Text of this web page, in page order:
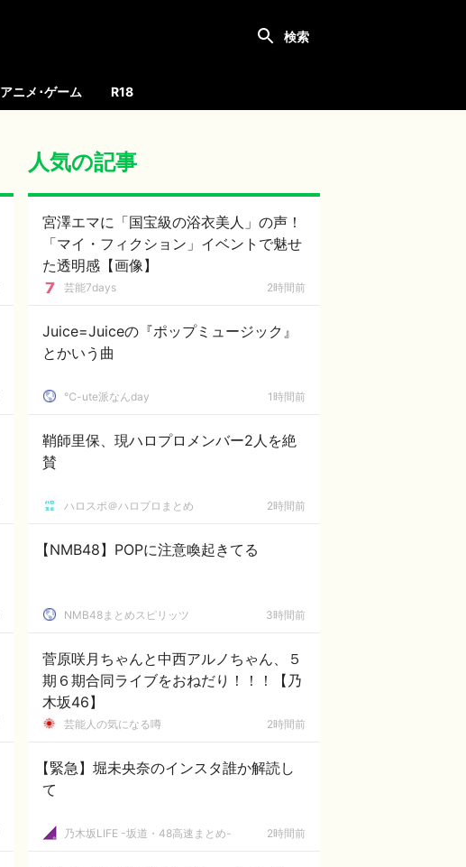
アニメ･ゲーム R18
人気の記事
宮澤エマに「国宝級の浴衣美人」の声！
「マイ・フィクション」イベントで魅せ
た透明感【画像】
芸能7days 2時間前
Juice=Juiceの『ポップミュージック』
とかいう曲
℃-ute派なんday 1時間前
鞘師里保、現ハロプロメンバー2人を絶
賛
ハロスポ＠ハロプロまとめ 2時間前
【NMB48】POPに注意喚起きてる
NMB48まとめスピリッツ 3時間前
菅原咲月ちゃんと中西アルノちゃん、５
期６期合同ライブをおねだり！！！【乃
木坂46】
芸能人の気になる噂 2時間前
【緊急】堀未央奈のインスタ誰か解読し
て
乃木坂LIFE -坂道・48高速まとめ- 2時間前